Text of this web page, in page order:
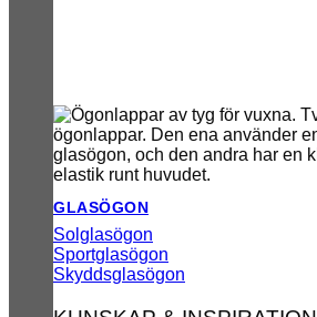
GLASÖGON
Solglasögon
Sportglasögon
Skyddsglasögon